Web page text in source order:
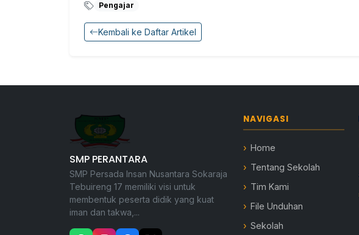
Pengajar
Kembali ke Daftar Artikel
SMP PERANTARA
SMP Persada Insan Nusantara Sokaraja
Tebuireng 17 memiliki visi untuk
membentuk peserta didik yang kuat
iman dan takwa,...
NAVIGASI
Home
Tentang Sekolah
Tim Kami
File Unduhan
Sekolah